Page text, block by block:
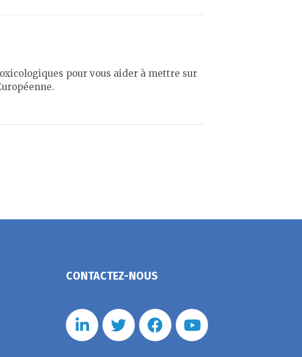
pour vous aider à mettre sur
CONTACTEZ-NOUS